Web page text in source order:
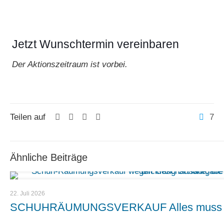
Jetzt Wunschtermin vereinbaren
Der Aktionszeitraum ist vorbei.
Teilen auf 7
Ähnliche Beiträge
22. Juli 2026
SCHUHRÄUMUNGSVERKAUF Alles